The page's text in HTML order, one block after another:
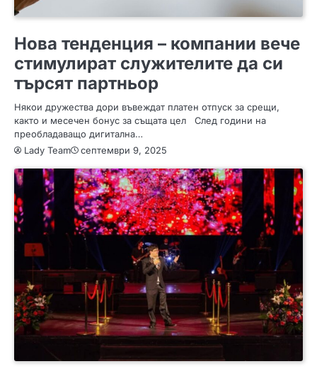
Нова тенденция – компании вече
стимулират служителите да си
търсят партньор
Някои дружества дори въвеждат платен отпуск за срещи,
както и месечен бонус за същата цел След години на
преобладаващо дигитална…
Lady Team
септември 9, 2025